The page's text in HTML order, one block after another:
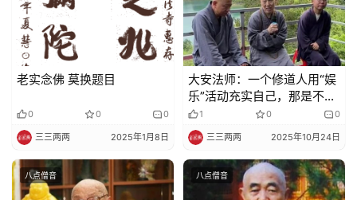
老实念佛 莫换题目
0 0 0
三三两两 2025年1月8日
大安法师：一个修道人用“娱
乐”活动充实自己，那是不适
宜的，要离开人群，离开那
些五欲六尘的熏习
1 0 0
三三两两 2025年10月24日
八点僧音 八点僧音